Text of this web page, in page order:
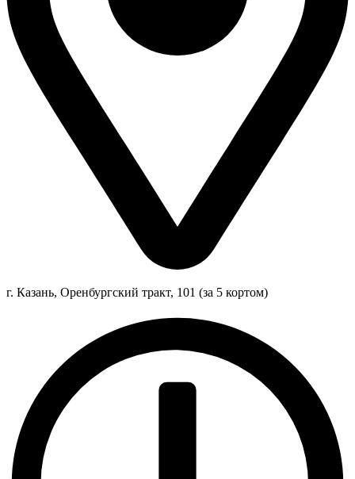
г. Казань, Оренбургский тракт, 101 (за 5 кортом)